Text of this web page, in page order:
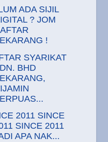
ADA SIJIL
? JOM
!
SYARIKAT
BHD
2011 SINCE
SINCE 2011
APA NAK...